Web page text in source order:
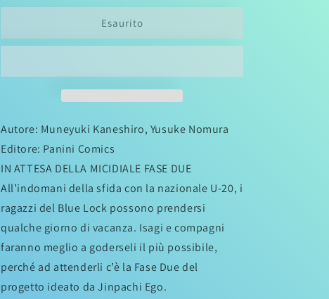
Esaurito
Autore: Muneyuki Kaneshiro, Yusuke Nomura
Editore: Panini Comics
IN ATTESA DELLA MICIDIALE FASE DUE
All’indomani della sfida con la nazionale U-20, i
ragazzi del Blue Lock possono prendersi
qualche giorno di vacanza. Isagi e compagni
faranno meglio a goderseli il più possibile,
perché ad attenderli c’è la Fase Due del
progetto ideato da Jinpachi Ego.